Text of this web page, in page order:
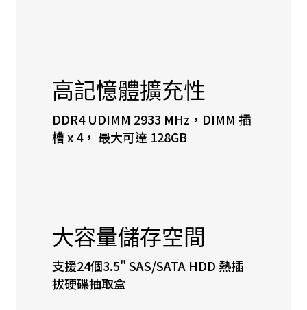
高記憶體擴充性
DDR4 UDIMM 2933 MHz，DIMM 插
槽 x 4， 最大可達 128GB
大容量儲存空間
支援24個3.5" SAS/SATA HDD 熱插
拔硬碟抽取盒